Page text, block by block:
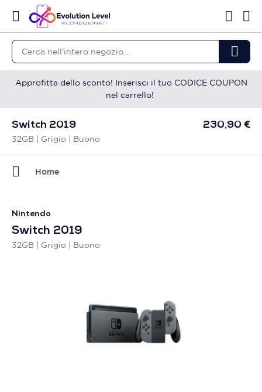
Approfitta dello sconto! Inserisci il tuo CODICE COUPON
nel carrello!
Switch 2019
32GB | Grigio | Buono
230,90 €
Home
Nintendo
Switch 2019
32GB | Grigio | Buono